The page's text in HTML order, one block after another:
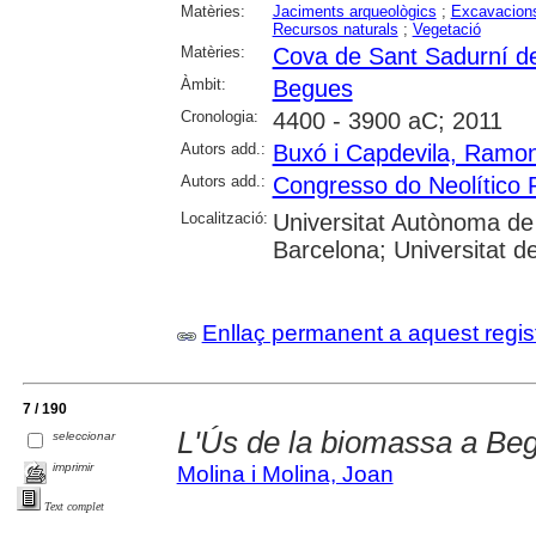
Matèries: Jaciments arqueològics ;
Recursos naturals ; Vegetació
Matèries:
Cova de Sant Sadurní
Àmbit: Begues
Cronologia: 4400 - 3900 aC; 2011
Autors add.: Buxó i Capdevila,
Autors add.: Congresso do Neolítico
Localització: Universitat Autònoma
Barcelona; Universitat
Enllaç permanent a aquest
7 / 190
seleccionar
imprimir
Text complet
L'Ús de la biomassa a
Molina i Molina, Joan